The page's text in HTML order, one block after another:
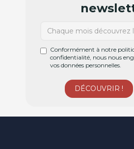
Conformément à notre
confidentialité, nous nous
vos données personnelles.